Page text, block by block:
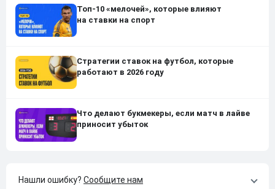
Топ-10 «мелочей», которые влияют
на ставки на спорт
Стратегии ставок на футбол, которые
работают в 2026 году
Что делают букмекеры, если матч в лайве
приносит убыток
Нашли ошибку? Сообщите нам